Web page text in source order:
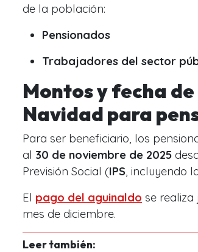
de la población:
Pensionados
Trabajadores del sector
Montos y fecha
Navidad para
Para ser beneficiario, los
al 30 de noviembre de 2025
Previsión Social (IPS , incluyendo
El pago del aguinaldo se
mes de diciembre.
Leer también: